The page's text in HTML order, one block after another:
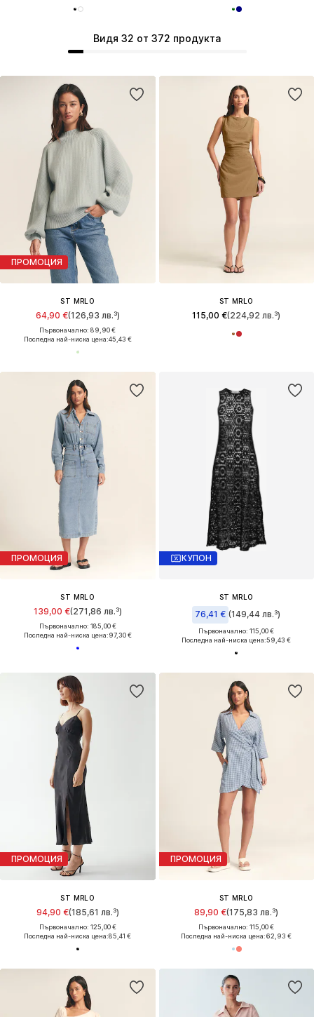
Видя 32 от 372 продукта
ПРОМОЦИЯ
ST MRLO
64,90 €(126,93 лв.³)
Първоначално: 89,90 €
Последна най-ниска цена:45,43 €
ST MRLO
115,00 €(224,92 лв.³)
ПРОМОЦИЯ
ST MRLO
139,00 €(271,86 лв.³)
Първоначално: 185,00 €
Последна най-ниска цена:97,30 €
КУПОН
ST MRLO
76,41 € (149,44 лв.³)
Първоначално: 115,00 €
Последна най-ниска цена:59,43 €
ПРОМОЦИЯ
ST MRLO
94,90 €(185,61 лв.³)
Първоначално: 125,00 €
Последна най-ниска цена:85,41 €
ПРОМОЦИЯ
ST MRLO
89,90 €(175,83 лв.³)
Първоначално: 115,00 €
Последна най-ниска цена:62,93 €